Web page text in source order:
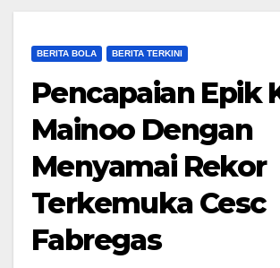
BERITA BOLA BERITA TERKINI
Pencapaian Epik
Mainoo Dengan
Menyamai Rekor
Terkemuka Cesc
Fabregas